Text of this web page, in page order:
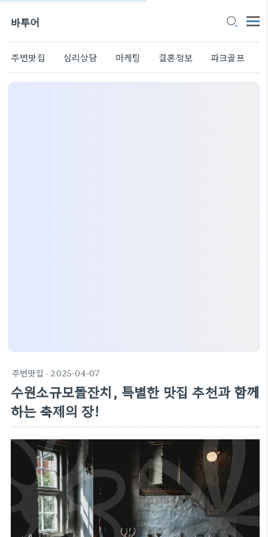
바투어
주변맛집 심리상담 마케팅 결혼정보 파크골프
주변맛집 · 2025-04-07
수원소규모돌잔치, 특별한 맛집 추천과 함께
하는 축제의 장!